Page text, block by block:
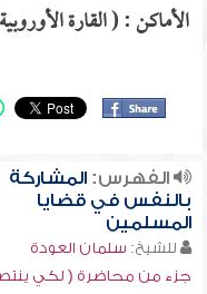
الأماكن : ( القارة
الفهرس:المشاركة
بالنفس في قضايا
المسلمين
للشيخ: سلمان العودة
جزء من محاضرة ( لكي